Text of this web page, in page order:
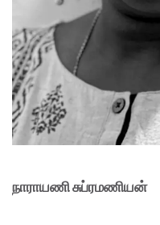
நாராயணி சுப்ரமணியன்